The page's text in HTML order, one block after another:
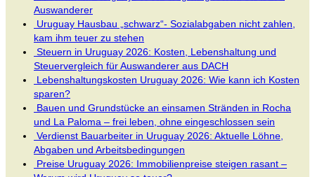
Auswanderer
Uruguay Hausbau „schwarz“- Sozialabgaben nicht zahlen,
kam ihm teuer zu stehen
Steuern in Uruguay 2026: Kosten, Lebenshaltung und
Steuervergleich für Auswanderer aus DACH
Lebenshaltungskosten Uruguay 2026: Wie kann ich Kosten
sparen?
Bauen und Grundstücke an einsamen Stränden in Rocha
und La Paloma – frei leben, ohne eingeschlossen sein
Verdienst Bauarbeiter in Uruguay 2026: Aktuelle Löhne,
Abgaben und Arbeitsbedingungen
Preise Uruguay 2026: Immobilienpreise steigen rasant –